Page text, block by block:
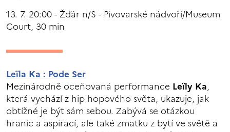
13. 7. 20:00 - Žďár n/S - Pivovarské nádvoří/Museum
Court, 30 min
Leïla Ka : Pode Ser
Mezinárodně oceňovaná performance Leïly Ka,
která vychází z hip hopového světa, ukazuje, jak
obtížné je být sám sebou. Zabývá se otázkou
hranic a aspirací, ale také zmatku z bytí ve světě a